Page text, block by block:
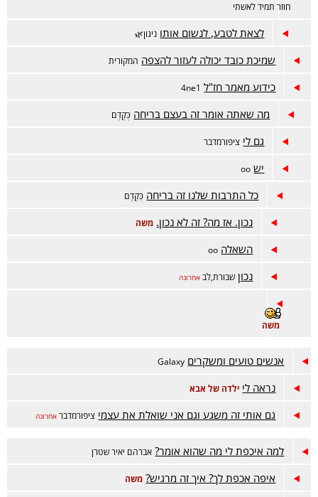
חוזר תמיד לאשתי
לצאת לטבע, לנשום אותו ניגון🌿
שמיכת כובד יכולה לעזור להצפה המקורית
כידוע מאמר חז"ל 4ne1
מה שאתה אומר זה בעצם בריחה כְּקֶדֶם
גם לי ציפורמדבר
יש oo
כל התרבות שלנו זה בריחה כְּקֶדֶם
נכון. אז מה? זה לא נכון. משה
השאלה oo
נכון שבורת,לב אחרונה
משה
אנשים טועים ומשקרים Galaxy
נראה לי ילדה של אבא
גם אותי זה משגע וגם אני שואלת את עצמי ציפורמדבר אחרונה
למה איכפת לי מה שהוא אומר? אברהם יאיר שטרן
איפה אכפת לך? איך זה מרגיש? משה